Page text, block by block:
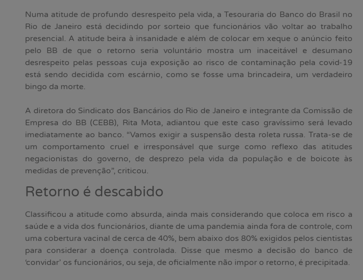
Numa atitude de profundo desrespeito pela vida, a Tesouraria do Banco do Brasil no
Rio de Janeiro está decidindo por sorteio que funcionários vão voltar ao trabalho
presencial. A atitude beira à insanidade e além de colocar em xeque o anúncio feito
pelo BB de que o retorno seria voluntário mostra um inaceitável e desumano
desrespeito pelas pessoas cuja exposição ao risco de contaminação pela covid-19
está sendo decidida com escárnio, como se fosse uma brincadeira, um verdadeiro
bingo da morte.
A diretora do Sindicato dos Bancários do Rio de Janeiro e integrante da Comissão de
Empresa do BB (CEBB), Rita Mota, adiantou que este caso gravíssimo será levado
imediatamente ao banco. “Vamos exigir a suspensão desta roleta russa. Trata-se de
um comportamento cruel e irresponsável que surge como reflexo das atitudes
negacionistas do governo, de desprezo pela vida da população e de boicote às
medidas de prevenção”, criticou.
Retorno é descabido
Classificou a atitude como absurda, ainda mais considerando que coloca em risco a
saúde e a vida dos funcionários, diante de uma pandemia ainda fora de controle, com
uma cobertura vacinal de cerca de 40%, bem abaixo dos 80% exigidos pelos cientistas
para considerar a doença controlada. Disse que mesmo a decisão do banco de
‘convidar’ os funcionários, ou seja, de oficialmente não impor o retorno, é precipitada.